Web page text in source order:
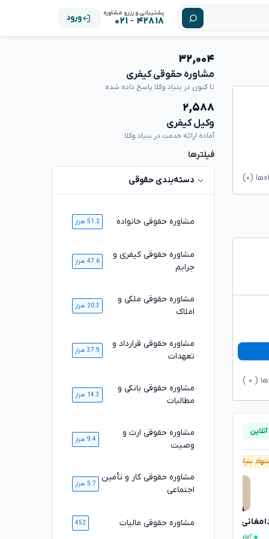
پشتیبانی و رزرو مشاوره
۴۲۸۱۸ - ۰۲۱ ورود
(۰)
( ۰
بنیاد وکلا
ثانی
تایید شده
آماده مشاوره فوری
سارا علیپور
۳۲,۰۰۴
مشاوره حقوقی کیفری
تا کنون در بنیاد وکلا پاسخ داده شده
۲,۵۸۸
وکیل کیفری
آماده ارائه خدمت در بنیاد وکلا
فیلترها
دسته‌بندی حقوقی
مشاوره حقوقی خانواده 51.2 هزار
مشاوره حقوقی کیفری و
جرایم
47.6 هزار
مشاوره حقوقی ملکی و
املاک
20.3 هزار
مشاوره حقوقی قرارداد و
تعهدات
37.9 هزار
مشاوره حقوقی بانکی و
مطالبات
14.3 هزار
مشاوره حقوقی ارث و
وصیت
9.4 هزار
مشاوره حقوقی کار و تأمین
اجتماعی
5.7 هزار
مشاوره حقوقی مالیات 452